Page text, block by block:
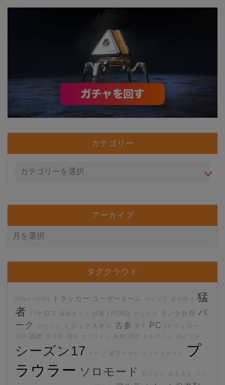
カテゴリー
アーカイブ
タグクラウド
60fps HDMI トラッカー ユーザーネーム マイクラ 被せ降り
猛
者 パケロス 爆破モード FPS用語 ランク分布
パ
ーク
ボセック ミシックスキン 古参 PC LP
EVA
詰め 安置外 強化 オフライン キルタイム 24インチ
シーズン17 紫アーマー
プ
ラウラー ソロモード おっさん